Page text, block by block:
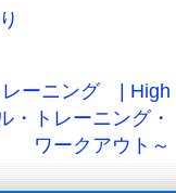
レーニング | High
トレーニング・
ワークアウト～